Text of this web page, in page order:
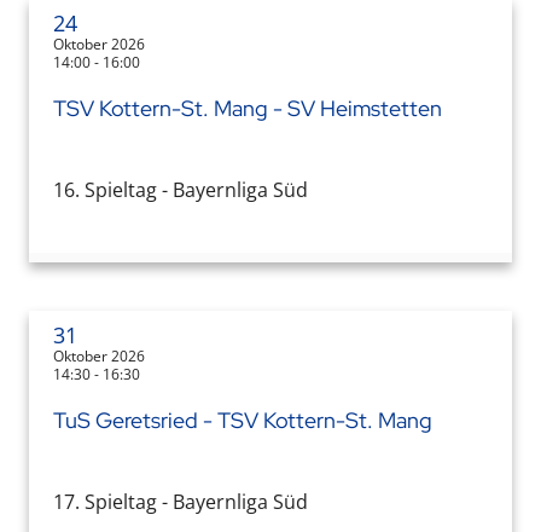
24
Oktober 2026
14:00 - 16:00
TSV Kottern-St. Mang - SV Heimstetten
16. Spieltag - Bayernliga Süd
31
Oktober 2026
14:30 - 16:30
TuS Geretsried - TSV Kottern-St. Mang
17. Spieltag - Bayernliga Süd